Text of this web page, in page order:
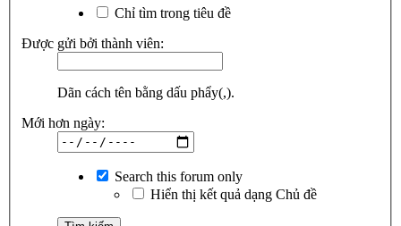
Chỉ tìm trong tiêu đề
Được gửi bởi thành viên:
Dãn cách tên bằng dấu phẩy(,).
Mới hơn ngày:
Search this forum only
Hiển thị kết quả dạng Chủ đề